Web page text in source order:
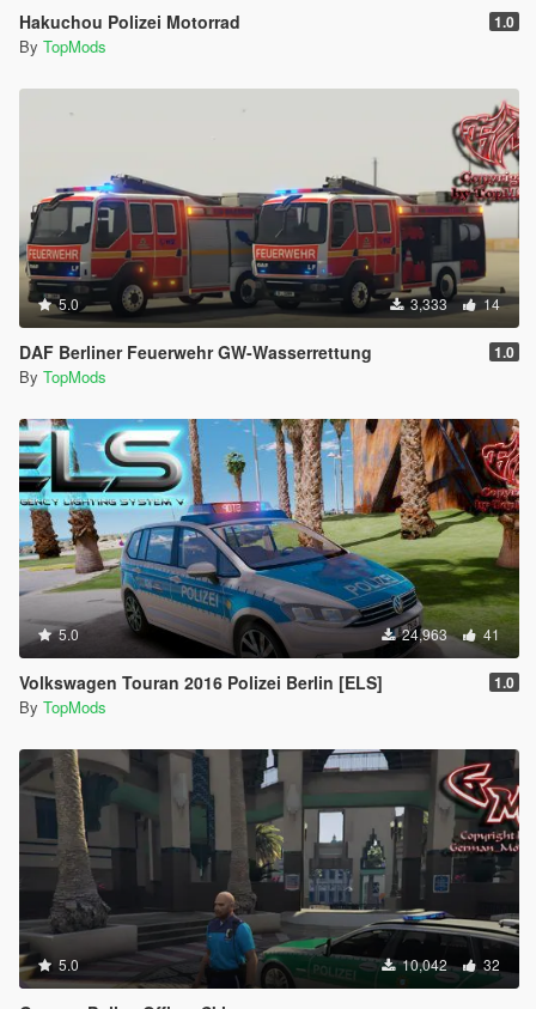
Hakuchou Polizei Motorrad 1.0
By TopMods
5.0 3,333 14
DAF Berliner Feuerwehr GW-Wasserrettung 1.0
By TopMods
5.0 24,963 41
Volkswagen Touran 2016 Polizei Berlin [ELS] 1.0
By TopMods
5.0 10,042 32